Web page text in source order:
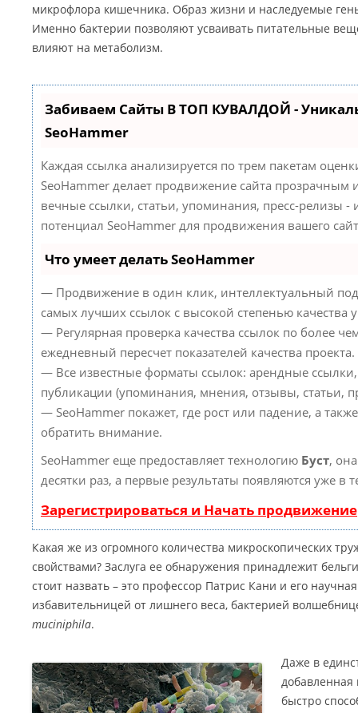
микрофлора кишечника. Образ жизни и наследуемые
Именно бактерии позволяют усваивать питательные
влияют на метаболизм.
Забиваем Сайты В ТОП КУВАЛДОЙ -
SeoHammer
Каждая ссылка анализируется по трем пакетам
SeoHammer делает продвижение сайта прозрачным
вечные ссылки, статьи, упоминания, пресс-релизы -
потенциал SeoHammer для продвижения вашего
Что умеет делать SeoHammer
— Продвижение в один клик, интеллектуальный
самых лучших ссылок с высокой степенью качества
— Регулярная проверка качества ссылок по более
ежедневный пересчет показателей качества проекта.
— Все известные форматы ссылок: арендные
публикации (упоминания, мнения, отзывы, статьи,
— SeoHammer покажет, где рост или падение, а
обратить внимание.
SeoHammer еще предоставляет технологию Буст,
десятки раз, а первые результаты появляются уже в
Зарегистрироваться и Начать продвижение
Какая же из огромного количества микроскопических
свойствами? Заслуга ее обнаружения принадлежит
стоит назвать – это профессор Патрис Кани и его
избавительницей от лишнего веса, бактерией
muciniphila.
Даже в
быстро